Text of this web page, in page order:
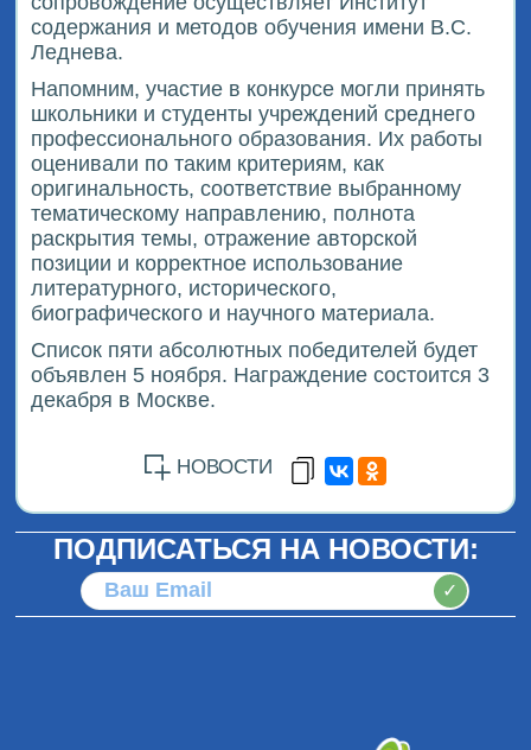
содержания и методов обучения имени В.С.
Леднева.
Напомним, участие в конкурсе могли принять
школьники и студенты учреждений среднего
профессионального образования. Их работы
оценивали по таким критериям, как
оригинальность, соответствие выбранному
тематическому направлению, полнота
раскрытия темы, отражение авторской
позиции и корректное использование
литературного, исторического,
биографического и научного материала.
Список пяти абсолютных победителей будет
объявлен 5 ноября. Награждение состоится 3
декабря в Москве.
НОВОСТИ
ПОДПИСАТЬСЯ НА НОВОСТИ:
✓